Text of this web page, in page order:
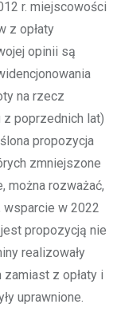
r. miejscowości
z opłaty
opinii są
na rzecz
z poprzednich lat)
propozycja
zmniejszone
można rozważać,
w 2022
propozycją nie
realizowały
z opłaty i
uprawnione.